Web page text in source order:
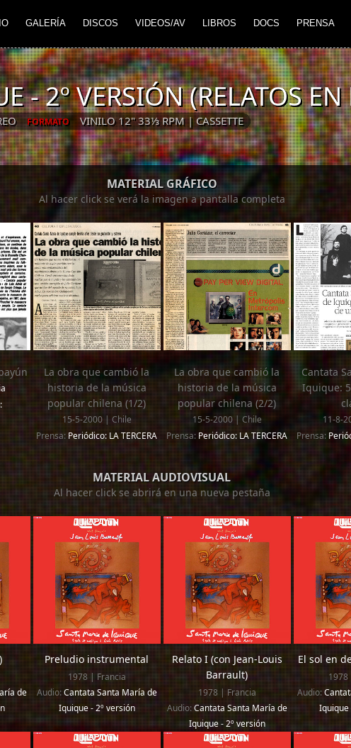
GALERÍA DISCOS VIDEOS/AV LIBROS DOCS PRENSA
- 2º VERSIÓN (RELATOS EN
FORMATO VINILO 12" 33⅓ RPM | CASSETTE
MATERIAL GRÁFICO
Al hacer click se verá la imagen a pantalla completa
La obra que cambió la
historia de la música
popular chilena (1/2)
15-5-2000 | Chile
Prensa:Periódico: LA TERCERA
La obra que cambió la
historia de la música
popular chilena (2/2)
15-5-2000 | Chile
Prensa:Periódico: LA TERCERA
Cantata
Iquique:
11-8-
Prensa:
MATERIAL AUDIOVISUAL
Al hacer click se abrirá en una nueva pestaña
de
Preludio instrumental
1978 | Francia
Audio:Cantata Santa María de
Iquique - 2º versión
Relato I (con Jean-Louis
Barrault)
1978 | Francia
Audio:Cantata Santa María de
Iquique - 2º versión
El sol en
1978
Audio:
Iquique